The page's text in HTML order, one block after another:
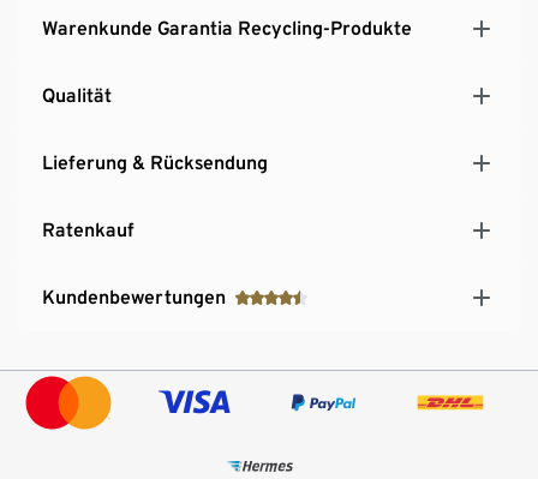
Warenkunde Garantia Recycling-Produkte
Qualität
Lieferung & Rücksendung
Ratenkauf
Kundenbewertungen